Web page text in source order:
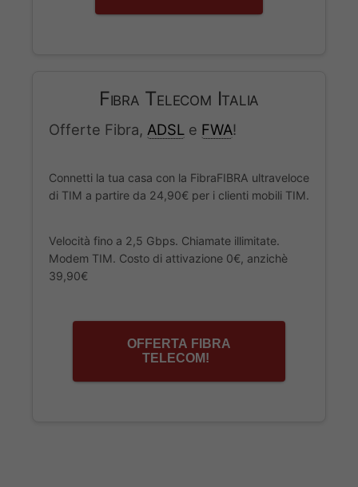
Fibra Telecom Italia
Offerte Fibra, ADSL e FWA!
Connetti la tua casa con la FibraFIBRA ultraveloce
di TIM a partire da 24,90€ per i clienti mobili TIM.
Velocità fino a 2,5 Gbps. Chiamate illimitate.
Modem TIM. Costo di attivazione 0€, anzichè
39,90€
OFFERTA FIBRA
TELECOM!